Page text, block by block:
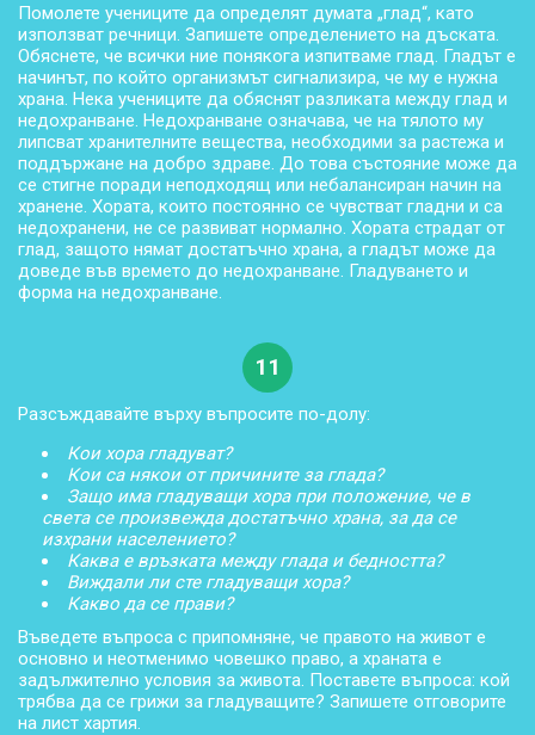
Помолете учениците да определят думата „глад“, като
използват речници. Запишете определението на дъската.
Обяснете, че всички ние понякога изпитваме глад. Гладът е
начинът, по който организмът сигнализира, че му е нужна
храна. Нека учениците да обяснят разликата между глад и
недохранване. Недохранване означава, че на тялото му
липсват хранителните вещества, необходими за растежа и
поддържане на добро здраве. До това състояние може да
се стигне поради неподходящ или небалансиран начин на
хранене. Хората, които постоянно се чувстват гладни и са
недохранени, не се развиват нормално. Хората страдат от
глад, защото нямат достатъчно храна, а гладът може да
доведе във времето до недохранване. Гладуването и
форма на недохранване.
11
Разсъждавайте върху въпросите по-долу:
Кои хора гладуват?
Кои са някои от причините за глада?
Защо има гладуващи хора при положение, че в
света се произвежда достатъчно храна, за да се
изхрани населението?
Каква е връзката между глада и бедността?
Виждали ли сте гладуващи хора?
Какво да се прави?
Въведете въпроса с припомняне, че правото на живот е
основно и неотменимо човешко право, а храната е
задължително условия за живота. Поставете въпроса: кой
трябва да се грижи за гладуващите? Запишете отговорите
на лист хартия.